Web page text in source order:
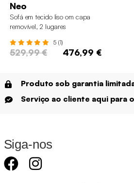
Neo
Sofá em tecido liso om capa
removível, 2 lugares
5 (1)
529,99 € 476,99 €
Produto sob garantia
Serviço ao cliente aqui para
Siga-nos